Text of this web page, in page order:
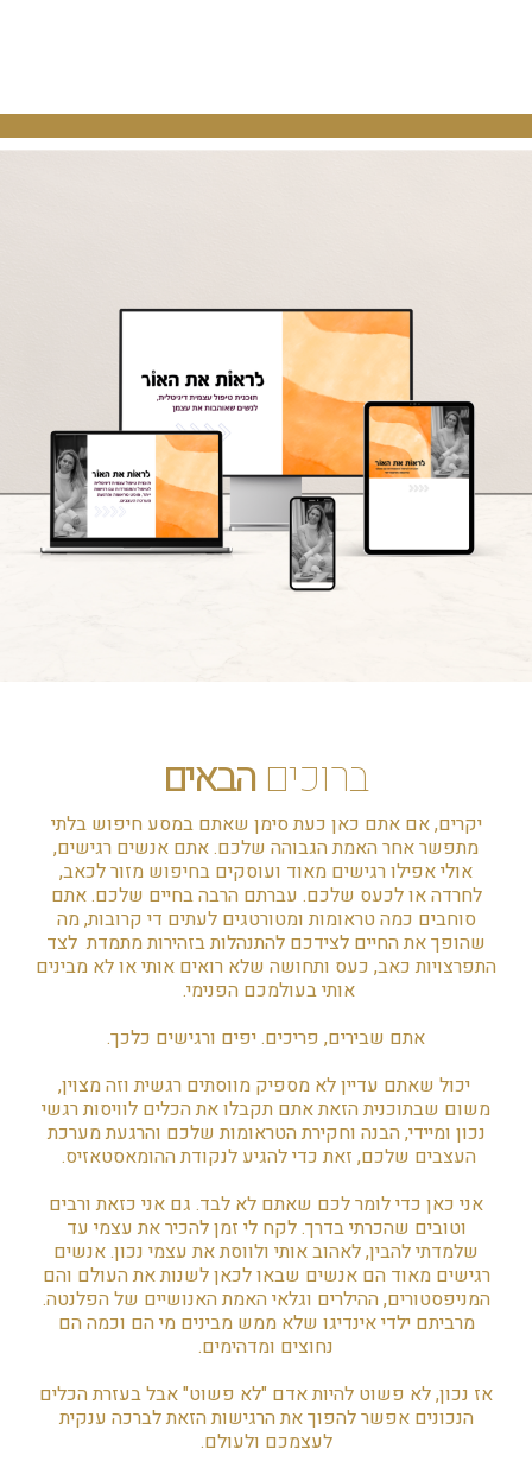
ברוכים הבאים
יקרים, אם אתם כאן כעת סימן שאתם במסע חיפוש בלתי
מתפשר אחר האמת הגבוהה שלכם. אתם אנשים רגישים,
אולי אפילו רגישים מאוד ועוסקים בחיפוש מזור לכאב,
לחרדה או לכעס שלכם. עברתם הרבה בחיים שלכם. אתם
סוחבים כמה טראומות ומטורטגים לעתים די קרובות, מה
שהופך את החיים לצידכם להתנהלות בזהירות מתמדת לצד
התפרצויות כאב, כעס ותחושה שלא רואים אותי או לא מבינים
אותי בעולמכם הפנימי.
אתם שבירים, פריכים. יפים ורגישים כלכך.
יכול שאתם עדיין לא מספיק מווסתים רגשית וזה מצוין,
משום שבתוכנית הזאת אתם תקבלו את הכלים לוויסות רגשי
נכון ומיידי, הבנה וחקירת הטראומות שלכם והרגעת מערכת
העצבים שלכם, זאת כדי להגיע לנקודת ההומאסטאזיס.
אני כאן כדי לומר לכם שאתם לא לבד. גם אני כזאת ורבים
וטובים שהכרתי בדרך. לקח לי זמן להכיר את עצמי עד
שלמדתי להבין, לאהוב אותי ולווסת את עצמי נכון. אנשים
רגישים מאוד הם אנשים שבאו לכאן לשנות את העולם והם
המניפסטורים, ההילרים וגלאי האמת האנושיים של הפלנטה.
מרביתם ילדי אינדיגו שלא ממש מבינים מי הם וכמה הם
נחוצים ומדהימים.
אז נכון, לא פשוט להיות אדם "לא פשוט" אבל בעזרת הכלים
הנכונים אפשר להפוך את הרגישות הזאת לברכה ענקית
לעצמכם ולעולם.